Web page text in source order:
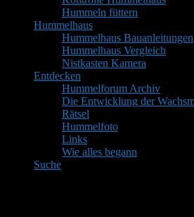
Hummeln füttern
Hummelhaus
Hummelhaus Bauanleitungen
Hummelhaus Vergleich
Nistkasten Kamera
Entdecken
Hummelforum Archiv
Die Entwicklung der
Rätsel
Hummelfoto
Links
Wie alles begann
Suche